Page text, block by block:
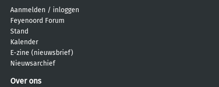
Aanmelden / inloggen
Feyenoord Forum
Stand
Kalender
E-zine (nieuwsbrief)
Nieuwsarchief
Over ons